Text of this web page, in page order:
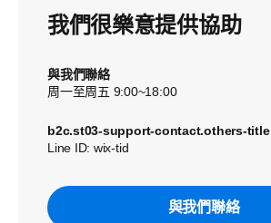
我們很樂意提供協助
與我們聯絡
周一至周五 9:00~18:00
b2c.st03-support-contact.others-title
Line ID: wix-tid
與我們聯絡